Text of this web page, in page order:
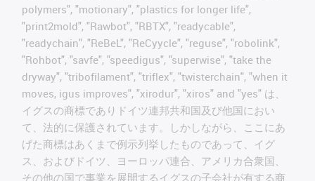
polymers", "motionary", "plastics for longer life",
"print2mold", "Rawbot", "RBTX", "readycable",
"readychain", "ReBeL", "ReCyycle", "reguse", "robolink",
"Rohbot", "savfe", "speedigus", "superwise", "take the
dryway", "tribofilament", "triflex", "twisterchain", "when it
moves, igus improves", "xirodur", "xiros" and "yes" は、
イグスの商標でありドイツ連邦共和国及び他国におい
て、法的に保護されています。しかしながら、ここにあ
げた商標はあくまで例示列挙したものであって、イグ
ス、およびドイツ、ヨーロッパ連合、アメリカ合衆国、
その他の国で事業を展開するイグスの子会社が有する商